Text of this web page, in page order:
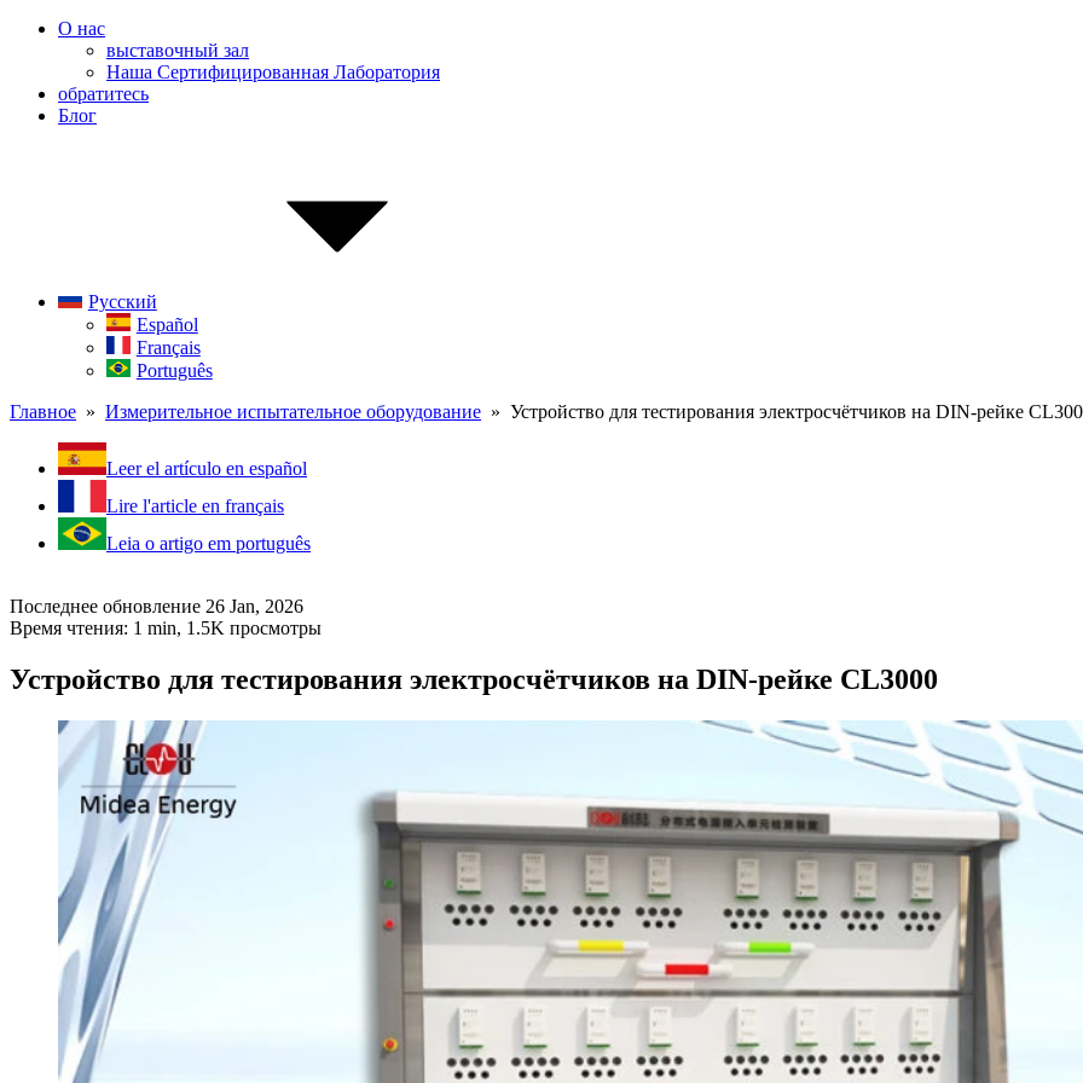
О нас
выставочный зал
Наша Сертифицированная Лаборатория
обратитесь
Блог
Русский
Español
Français
Português
Главное » Измерительное испытательное оборудование » Устройство для тестирования электросчётчиков на DIN-рейке
Leer el artículo en español
Lire l'article en français
Leia o artigo em português
Последнее обновление 26 Jan, 2026
Время чтения: 1 min, 1.5K просмотры
Устройство для тестирования электросчётчиков на DIN-рейке CL3000